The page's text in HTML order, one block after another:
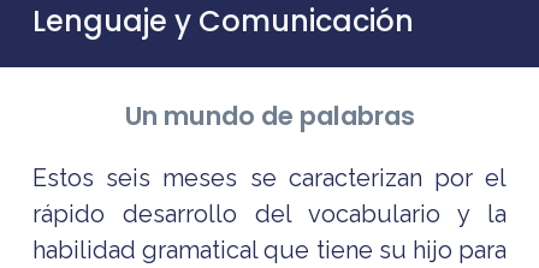
Lenguaje y Comunicación
Un mundo de palabras
Estos seis meses se caracterizan por el
rápido desarrollo del vocabulario y la
habilidad gramatical que tiene su hijo para